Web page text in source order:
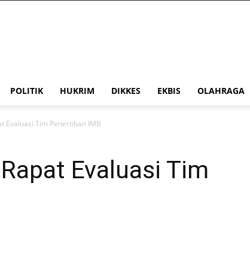
POLITIK HUKRIM DIKKES EKBIS OLAHRAGA
Evaluasi Tim Penertiban IMB
Evaluasi Tim